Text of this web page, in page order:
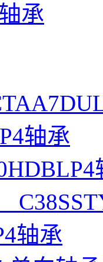
承
轴承
轴承